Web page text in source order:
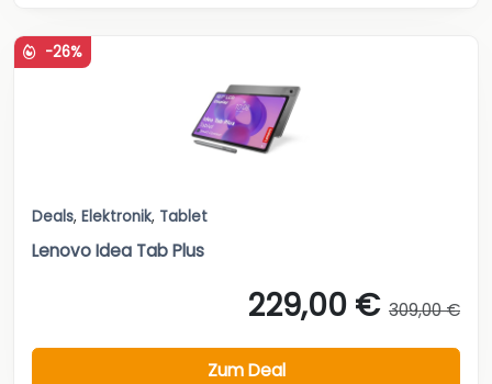
-26%
Deals, Elektronik, Tablet
Lenovo Idea Tab Plus
229,00 € 309,00 €
Zum Deal